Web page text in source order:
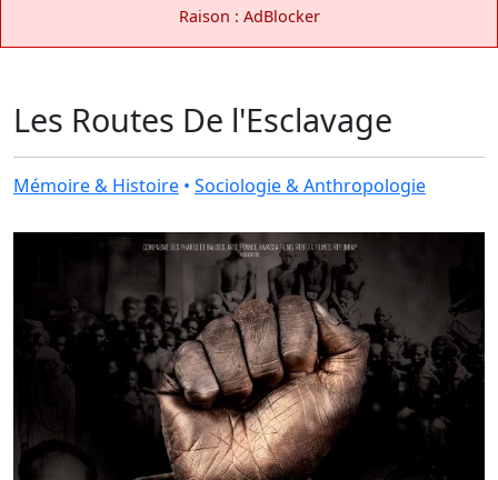
Raison : AdBlocker
Les Routes De l'Esclavage
Mémoire & Histoire • Sociologie & Anthropologie